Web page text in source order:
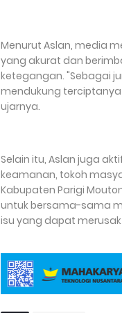
Menurut Aslan, media
yang akurat dan
ketegangan. "Sebagai
mendukung
ujarnya.
Selain itu, Aslan juga
keamanan, tokoh
Kabupaten Parigi
untuk bersama-sama
isu yang dapat